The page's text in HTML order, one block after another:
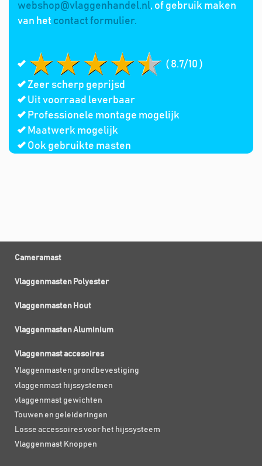
webshop@vlaggenhandel.nl, of gebruik maken
van het contact formulier.
( 8.7/10 )
Zeer scherp geprijsd
Uit voorraad leverbaar
Professionele montage mogelijk
Maatwerk mogelijk
Ook gebruikte masten
Cameramast
Vlaggenmasten Polyester
Vlaggenmasten Hout
Vlaggenmasten Aluminium
Vlaggenmast accesoires
Vlaggenmasten grondbevestiging
vlaggenmast hijssystemen
vlaggenmast gewichten
Touwen en geleideringen
Losse accessoires voor het hijssysteem
Vlaggenmast Knoppen